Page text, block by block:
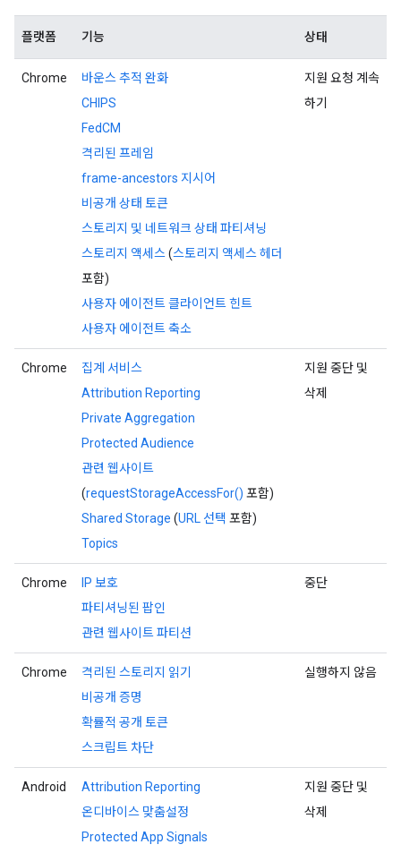
플랫폼 기능 상태
Chrome
바운스 추적 완화
CHIPS
FedCM
격리된 프레임
frame-ancestors 지시어
비공개 상태 토큰
스토리지 및 네트워크 상태 파티셔닝
스토리지 액세스(스토리지 액세스 헤더
포함)
사용자 에이전트 클라이언트 힌트
사용자 에이전트 축소
지원 요청 계속
하기
Chrome
집계 서비스
Attribution Reporting
Private Aggregation
Protected Audience
관련 웹사이트
(requestStorageAccessFor() 포함)
Shared Storage (URL 선택 포함)
Topics
지원 중단 및
삭제
Chrome
IP 보호
파티셔닝된 팝인
관련 웹사이트 파티션
중단
Chrome
격리된 스토리지 읽기
비공개 증명
확률적 공개 토큰
스크립트 차단
실행하지 않음
Android
Attribution Reporting
온디바이스 맞춤설정
Protected App Signals
지원 중단 및
삭제